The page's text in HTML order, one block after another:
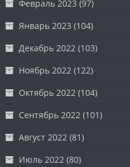
Февраль 2023 (97)
Январь 2023 (104)
Декабрь 2022 (103)
Ноябрь 2022 (122)
Октябрь 2022 (104)
Сентябрь 2022 (101)
Август 2022 (81)
Июль 2022 (80)